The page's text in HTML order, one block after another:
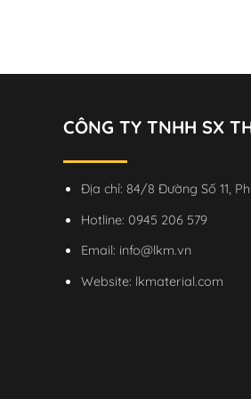
CÔNG TY TNHH SX
Địa chỉ: 84/8 Đường Số 11,
Hotline:0945 206 579
Email: info@lkm.vn
Website: lkmaterial.com